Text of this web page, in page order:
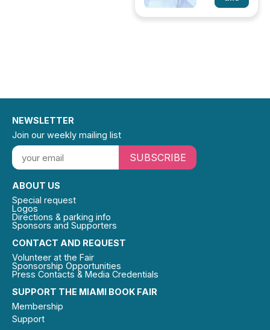
SUPPORT THE MIAMI BOOK FAIR
Membership
Support
CONTACT AND REQUEST
Volunteer at the Fair
Sponsorship Opportunities
Press Contacts & Media Credentials
ABOUT US
Special request
Logos
Directions & parking info
Sponsors and Supporters
NEWSLETTER
Join our weekly mailing list
SUBSCRIBE